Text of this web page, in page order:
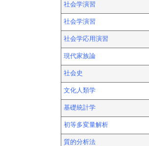
社会学演習
社会学演習
社会学応用演習
現代家族論
社会史
文化人類学
基礎統計学
初等多変量解析
質的分析法